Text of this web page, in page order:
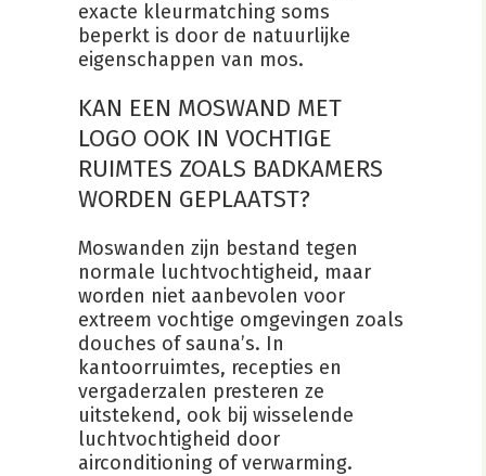
exacte kleurmatching soms
beperkt is door de natuurlijke
eigenschappen van mos.
KAN EEN MOSWAND MET
LOGO OOK IN VOCHTIGE
RUIMTES ZOALS BADKAMERS
WORDEN GEPLAATST?
Moswanden zijn bestand tegen
normale luchtvochtigheid, maar
worden niet aanbevolen voor
extreem vochtige omgevingen zoals
douches of sauna’s. In
kantoorruimtes, recepties en
vergaderzalen presteren ze
uitstekend, ook bij wisselende
luchtvochtigheid door
airconditioning of verwarming.